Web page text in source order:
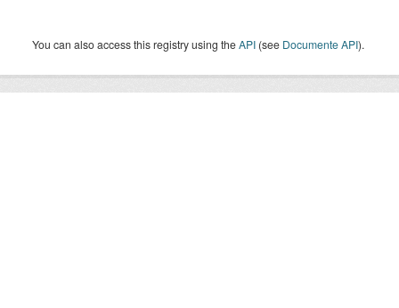
You can also access this registry using theAPI (see Documente API).